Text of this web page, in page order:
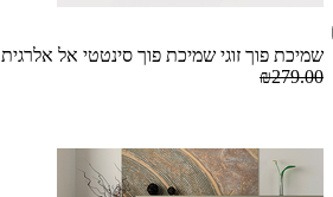
שמיכת פוך זוגי שמיכת פוך סינטטי אל אלרגית 200/220
₪279.00